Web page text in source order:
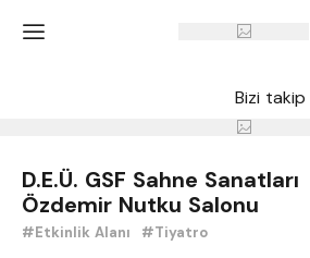
'
Bizi takip
D.E.Ü. GSF Sahne Sanatları
Özdemir Nutku Salonu
#Etkinlik Alanı #Tiyatro